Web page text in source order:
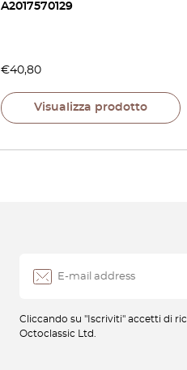
A2017570129
€40,80
Visualizza prodotto
Cliccando su "Iscriviti" accetti di
Octoclassic Ltd.